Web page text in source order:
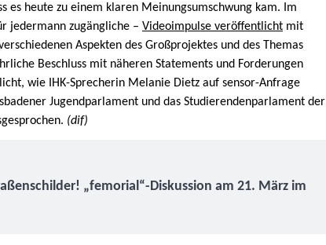
es heute zu einem klaren Meinungsumschwung kam. Im
jedermann zugängliche – Videoimpulse veröffentlicht mit
Aspekten des Großprojektes und des Themas
Beschluss mit näheren Statements und Forderungen
wie IHK-Sprecherin Melanie Dietz auf sensor-Anfrage
Jugendparlament und das Studierendenparlament der
(dif)
„femorial“-Diskussion am 21. März im